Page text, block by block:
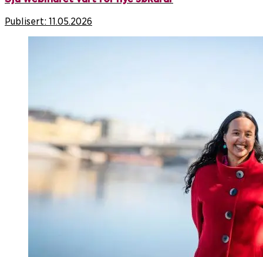
Publisert: 11.05.2026